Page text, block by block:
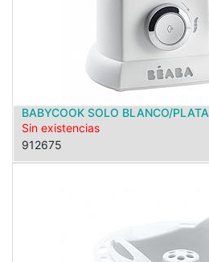
BABYCOOK SOLO BLANCO/PLATA
Sin existencias
912675